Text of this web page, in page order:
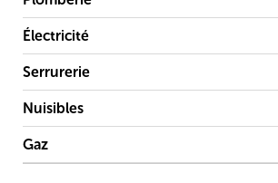
Électricité
Serrurerie
Nuisibles
Gaz